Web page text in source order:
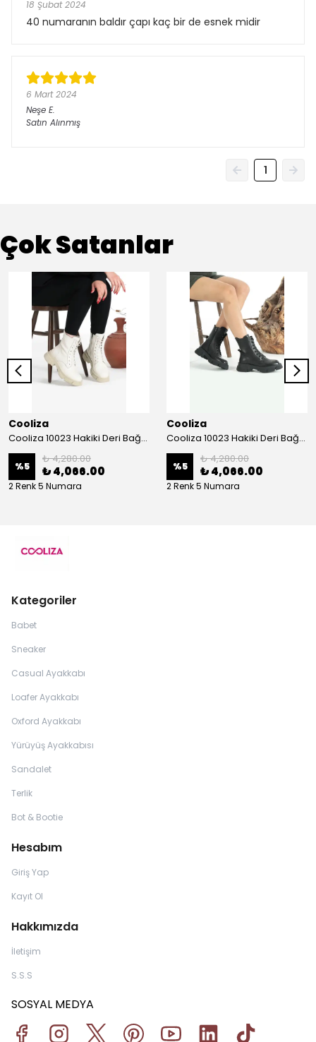
18 Şubat 2024
40 numaranın baldır çapı kaç bir de esnek midir
6 Mart 2024
Neşe E.
Satın Alınmış
1
Çok Satanlar
Cooliza
Cooliza 10023 Hakiki Deri Bağcıklı ve Fermuarlı Rahat Kadın Bot Ayakkabı - Ekru
%5
₺ 4,280.00
₺ 4,066.00
2 Renk 5 Numara
Cooliza
Cooliza 10023 Hakiki Deri Bağcıklı ve Fermuarlı Rahat Kadın Bot Ayakkabı - Siyah
%5
₺ 4,280.00
₺ 4,066.00
2 Renk 5 Numara
Kategoriler
Babet
Sneaker
Casual Ayakkabı
Loafer Ayakkabı
Oxford Ayakkabı
Yürüyüş Ayakkabısı
Sandalet
Terlik
Bot & Bootie
Hesabım
Giriş Yap
Kayıt Ol
Hakkımızda
İletişim
S.S.S
SOSYAL MEDYA